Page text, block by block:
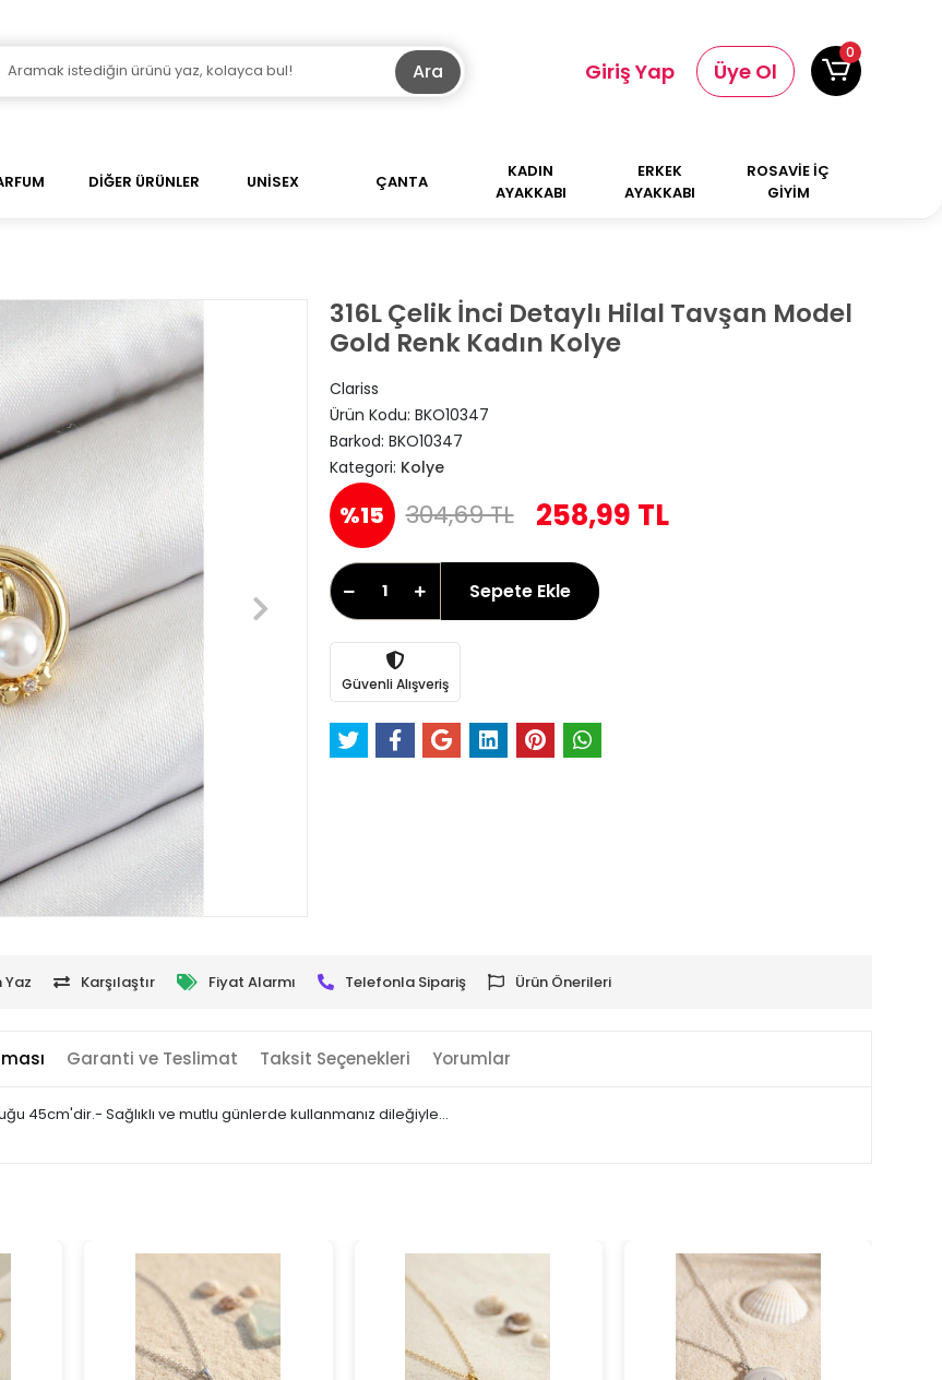
Ara Giriş Yap Üye Ol
0
DİĞER ÜRÜNLER UNİSEX ÇANTA
KADIN
AYAKKABI
ERKEK
AYAKKABI
ROSAVİE İÇ
GİYİM
316L Çelik İnci Detaylı Hilal Tavşan Model
Gold Renk Kadın Kolye
Clariss
Ürün Kodu: BKO10347
Barkod: BKO10347
Kategori: Kolye
%15 304,69 TL 258,99 TL
Sepete Ekle
Güvenli Alışveriş
Yaz Karşılaştır Fiyat Alarmı Telefonla Sipariş Ürün Önerileri
Garanti ve Teslimat Taksit Seçenekleri Yorumlar
45cm'dir.- Sağlıklı ve mutlu günlerde kullanmanız dileğiyle…